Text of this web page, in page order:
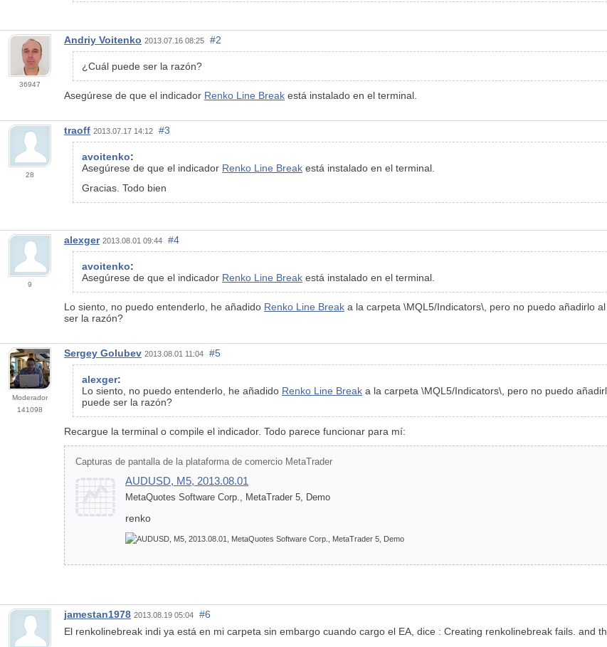
36947
Andriy Voitenko 2013.07.16 08:25 #2
¿Cuál puede ser la razón?
Asegúrese de que el indicador Renko Line Break está instalado en el terminal.
28
traoff 2013.07.17 14:12 #3
avoitenko:
Asegúrese de que el indicador Renko Line Break está instalado en el terminal.
Gracias. Todo bien
9
alexger 2013.08.01 09:44 #4
avoitenko:
Asegúrese de que el indicador Renko Line Break está instalado en el terminal.
Lo siento, no puedo entenderlo, he añadido Renko Line Break a la carpeta \MQL5/Indicators\, pero no puedo añadirlo
ser la razón?
Moderador
141098
Sergey Golubev 2013.08.01 11:04 #5
alexger:
Lo siento, no puedo entenderlo, he añadido Renko Line Break a la carpeta \MQL5/Indicators\, pero no puedo
puede ser la razón?
Recargue la terminal o compile el indicador. Todo parece funcionar para mí:
Capturas de pantalla de la plataforma de comercio MetaTrader
AUDUSD, M5, 2013.08.01
MetaQuotes Software Corp., MetaTrader 5, Demo
renko
jamestan1978 2013.08.19 05:04
#6
El renkolinebreak indi ya está en mi carpeta sin embargo cuando cargo el EA, dice : Creating renkolinebreak fails. and